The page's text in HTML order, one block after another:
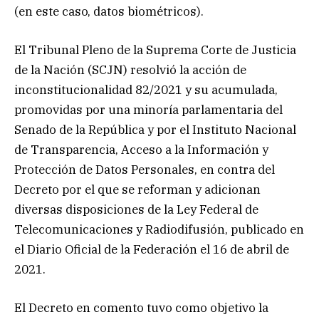
(en este caso, datos biométricos).
El Tribunal Pleno de la Suprema Corte de Justicia
de la Nación (SCJN) resolvió la acción de
inconstitucionalidad 82/2021 y su acumulada,
promovidas por una minoría parlamentaria del
Senado de la República y por el Instituto Nacional
de Transparencia, Acceso a la Información y
Protección de Datos Personales, en contra del
Decreto por el que se reforman y adicionan
diversas disposiciones de la Ley Federal de
Telecomunicaciones y Radiodifusión, publicado en
el Diario Oficial de la Federación el 16 de abril de
2021.
El Decreto en comento tuvo como objetivo la